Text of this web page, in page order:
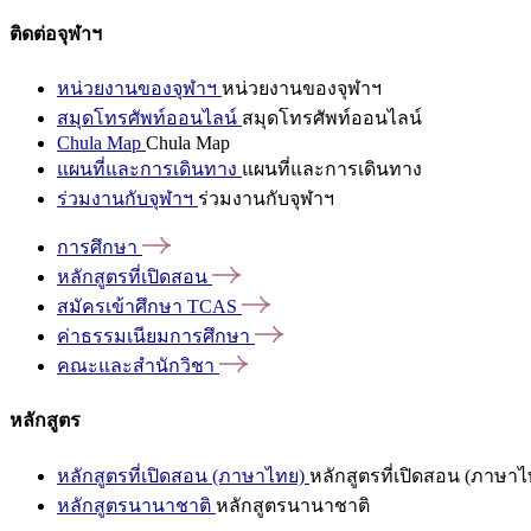
ติดต่อจุฬาฯ
หน่วยงานของจุฬาฯ หน่วยงานของจุฬาฯ
สมุดโทรศัพท์ออนไลน์ สมุดโทรศัพท์ออนไลน์
Chula Map Chula Map
แผนที่และการเดินทาง แผนที่และการเดินทาง
ร่วมงานกับจุฬาฯ ร่วมงานกับจุฬาฯ
การศึกษา
หลักสูตรที่เปิดสอน
สมัครเข้าศึกษา TCAS
ค่าธรรมเนียมการศึกษา
คณะและสำนักวิชา
หลักสูตร
หลักสูตรที่เปิดสอน (ภาษาไทย) หลักสูตรที่เปิดสอน (ภาษาไ
หลักสูตรนานาชาติ หลักสูตรนานาชาติ